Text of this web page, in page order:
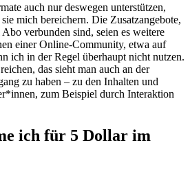
auch nur deswegen unterstützen,
mich bereichern. Die Zusatzangebote,
verbunden sind, seien es weitere
einer Online-Community, etwa auf
ich in der Regel überhaupt nicht nutzen.
das sieht man auch an der
zu haben – zu den Inhalten und
zum Beispiel durch Interaktion
ich für 5 Dollar im